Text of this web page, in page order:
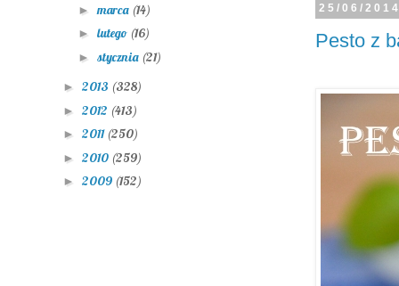
25/06/
Pesto z
► marca (14)
► lutego (16)
► stycznia (21)
► 2013 (328)
► 2012 (413)
► 2011 (250)
► 2010 (259)
► 2009 (152)